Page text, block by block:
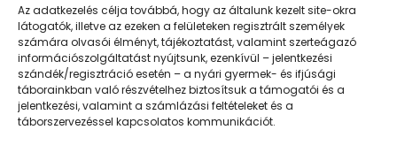
Az adatkezelés célja továbbá, hogy az általunk kezelt site-okra
látogatók, illetve az ezeken a felületeken regisztrált személyek
számára olvasói élményt, tájékoztatást, valamint szerteágazó
információszolgáltatást nyújtsunk, ezenkívül – jelentkezési
szándék/regisztráció esetén – a nyári gyermek- és ifjúsági
táborainkban való részvételhez biztosítsuk a támogatói és a
jelentkezési, valamint a számlázási feltételeket és a
táborszervezéssel kapcsolatos kommunikációt.